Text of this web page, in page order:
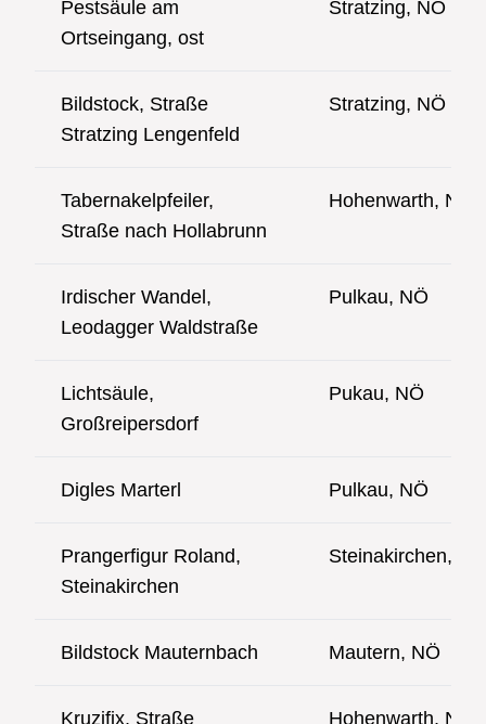
Pestsäule am
Ortseingang, ost
Stratzing, NÖ
Bildstock, Straße
Stratzing Lengenfeld
Stratzing, NÖ
Tabernakelpfeiler,
Straße nach Hollabrunn
Hohenwarth, NÖ
Irdischer Wandel,
Leodagger Waldstraße
Pulkau, NÖ
Lichtsäule,
Großreipersdorf
Pukau, NÖ
Digles Marterl Pulkau, NÖ
Prangerfigur Roland,
Steinakirchen
Steinakirchen, NÖ
Bildstock Mauternbach Mautern, NÖ
Kruzifix, Straße
Hohenwarth, NÖ